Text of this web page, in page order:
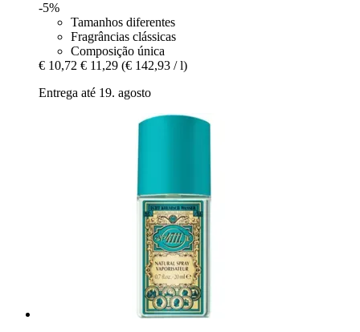
-5%
Tamanhos diferentes
Fragrâncias clássicas
Composição única
€ 10,72 € 11,29 (€ 142,93 / l)
Entrega até 19. agosto